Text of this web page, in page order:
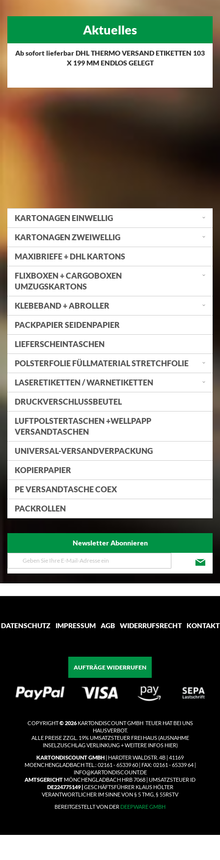
Aktuelles
Ab sofort lieferbar DHL THERMO VERSAND ETIKETTEN 103
X 199 MM ENDLOS GELEGT
KARTONAGEN EINWELLIG
KARTONAGEN ZWEIWELLIG
MAXIBRIEFE + DHL KARTONS
FLIXBOXEN + CARGOBOXEN
UMZUGSKARTONS
KLEBEBAND + ABROLLER
PACKPAPIER SEIDENPAPIER
LIEFERSCHEINTASCHEN
POLSTERFOLIE FÜLLMATERIAL STRETCHFOLIE
LASERETIKETTEN / WARNETIKETTEN
DRUCKVERSCHLUSSBEUTEL
LUFTPOLSTERTASCHEN +WELLPAPP
VERSANDTASCHEN
UNIVERSAL-VERSANDVERPACKUNG
KOPIERPAPIER
PE VERSANDTASCHE COEX
PACKROLLEN
Newsletter Abonnieren
Melden
Sie
unseren
DATENSCHUTZ
IMPRESSUM AGB WIDERRUFSRECHT KONTAKT
AUFTRÄGE WIDERRUFEN
COPYRIGHT© 2026KARTONDISCOUNT GMBH TEUER HAT BEI UNS
HAUSVERBOT.
ALLE PREISE ZZGL. 19% UMSATZSTEUER FREI HAUS(AUSNAHME
INSELZUSCHLAG VERLINKUNG + WEITERE INFOS HIER)
KARTONDISCOUNT GMBH | HARDTER WALDSTR. 4B | 41169
MOENCHENGLADBACH TEL.: 02161 - 65339 60 | FAX: 02161 - 65339 64 |
INFO@KARTONDISCOUNT.DE
AMTSGERICHT MÖNCHENGLADBACH HRB 7068 | UMSATZSTEUER ID
DE224775149 |GESCHÄFTSFÜHRER KLAUS HÖLTER
VERANTWORTLICHER IM SINNE VON § 5 TMG, § 55RSTV
BEREITGESTELLT VON DER DEEPWARE GMBH